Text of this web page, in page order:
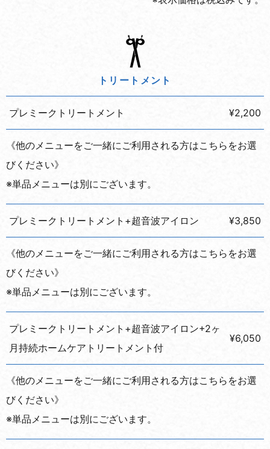
トリートメント
プレミークトリートメント ¥2,200
《他のメニューをご一緒にご利用される方はこちらをお選
びください》
※単品メニューは別にございます。
プレミークトリートメント+超音波アイロン ¥3,850
《他のメニューをご一緒にご利用される方はこちらをお選
びください》
※単品メニューは別にございます。
プレミークトリートメント+超音波アイロン+2ヶ
月持続ホームケアトリートメント付
¥6,050
《他のメニューをご一緒にご利用される方はこちらをお選
びください》
※単品メニューは別にございます。